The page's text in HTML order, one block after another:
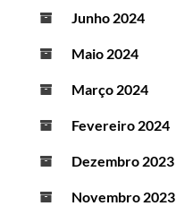
Junho 2024
Maio 2024
Março 2024
Fevereiro 2024
Dezembro 2023
Novembro 2023